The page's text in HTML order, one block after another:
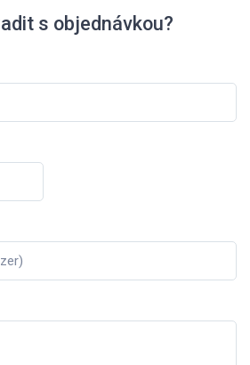
s objednávkou?